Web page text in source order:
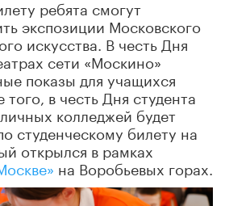
ребята смогут
экспозиции Московского
искусства. В честь Дня
сети «Москино»
показы для учащихся
в честь Дня студента
колледжей будет
студенческому билету на
открылся в рамках
на Воробьевых горах.